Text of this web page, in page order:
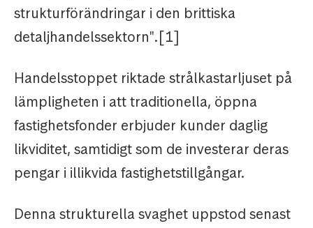
strukturförändringar i den brittiska
detaljhandelssektorn".[1]
Handelsstoppet riktade strålkastarljuset på
lämpligheten i att traditionella, öppna
fastighetsfonder erbjuder kunder daglig
likviditet, samtidigt som de investerar deras
pengar i illikvida fastighetstillgångar.
Denna strukturella svaghet uppstod senast